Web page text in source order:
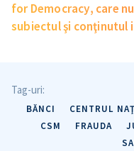
for Democracy, care
subiectul şi
Tag-uri:
BĂNCI CENTRUL
CSM
FRAUDA